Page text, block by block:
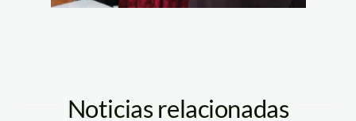
Noticias relacionadas